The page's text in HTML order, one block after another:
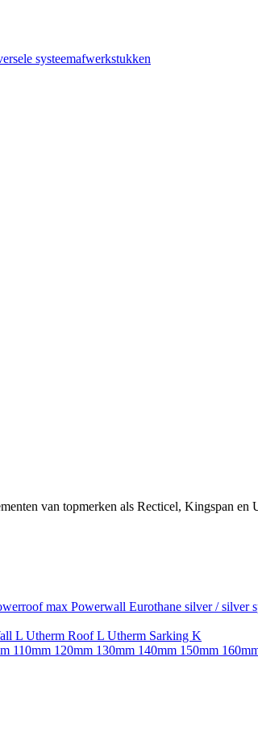
systeemafwerkstukken
van topmerken als Recticel, Kingspan en
max Powerwall Eurothane silver / silver
L Utherm Roof L Utherm Sarking K
110mm 120mm 130mm 140mm 150mm